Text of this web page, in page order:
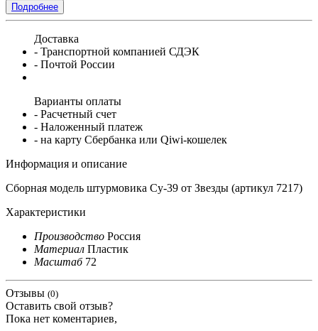
Подробнее
Доставка
- Транспортной компанией СДЭК
- Почтой России
Варианты оплаты
- Расчетный счет
- Наложенный платеж
- на карту Сбербанка или Qiwi-кошелек
Информация и описание
Сборная модель штурмовика Су-39 от Звезды (артикул 7217)
Характеристики
Производство Россия
Материал Пластик
Масштаб 72
Отзывы (0)
Оставить свой отзыв?
Пока нет коментариев,